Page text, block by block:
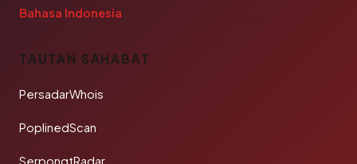
Bahasa Indonesia
TAUTAN SAHABAT
PersadarWhois
PoplinedScan
SerpongtRadar